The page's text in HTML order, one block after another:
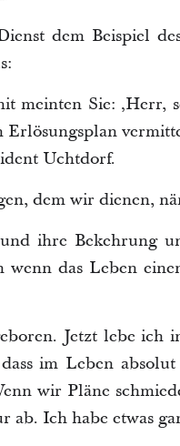
dem Beispiel
meinten Sie: ‚Herr,
Uchtdorf.
dem wir dienen,
ihre Bekehrung
das Leben
Jetzt lebe ich
im Leben
wir Pläne
Ich habe etwas